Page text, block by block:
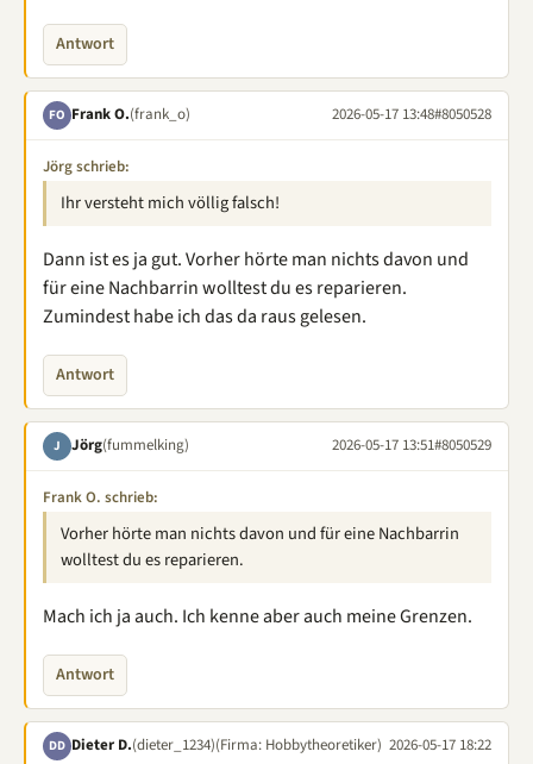
Antwort
FO Frank O.(frank_o) 2026-05-17 13:48#8050528
Jörg schrieb:
Ihr versteht mich völlig falsch!
Dann ist es ja gut. Vorher hörte man nichts davon und
für eine Nachbarrin wolltest du es reparieren.
Zumindest habe ich das da raus gelesen.
Antwort
J Jörg(fummelking) 2026-05-17 13:51#8050529
Frank O. schrieb:
Vorher hörte man nichts davon und für eine Nachbarrin
wolltest du es reparieren.
Mach ich ja auch. Ich kenne aber auch meine Grenzen.
Antwort
DD Dieter D.(dieter_1234)(Firma: Hobbytheoretiker) 2026-05-17 18:22